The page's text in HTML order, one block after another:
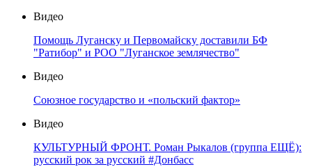
Видео
Помощь Луганску и Первомайску доставили БФ
"Ратибор" и РОО "Луганское землячество"
Видео
Союзное государство и «польский фактор»
Видео
КУЛЬТУРНЫЙ ФРОНТ. Роман Рыкалов (группа ЕЩЁ):
русский рок за русский #Донбасс